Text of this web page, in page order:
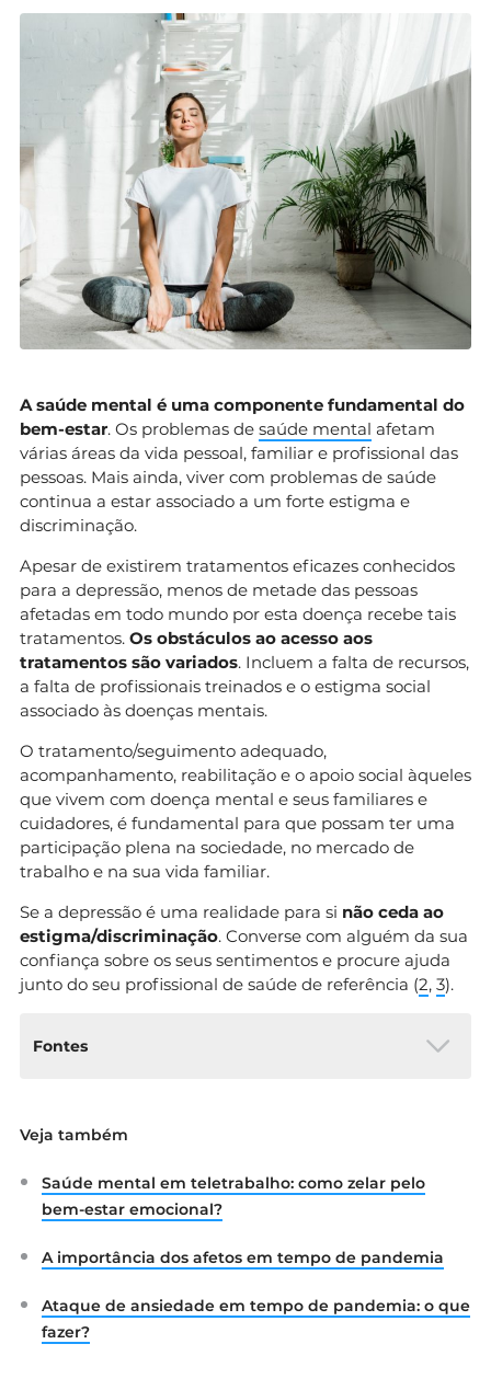
A saúde mental é uma componente fundamental do
bem-estar. Os problemas de saúde mental afetam
várias áreas da vida pessoal, familiar e profissional das
pessoas. Mais ainda, viver com problemas de saúde
continua a estar associado a um forte estigma e
discriminação.
Apesar de existirem tratamentos eficazes conhecidos
para a depressão, menos de metade das pessoas
afetadas em todo mundo por esta doença recebe tais
tratamentos. Os obstáculos ao acesso aos
tratamentos são variados. Incluem a falta de recursos,
a falta de profissionais treinados e o estigma social
associado às doenças mentais.
O tratamento/seguimento adequado,
acompanhamento, reabilitação e o apoio social àqueles
que vivem com doença mental e seus familiares e
cuidadores, é fundamental para que possam ter uma
participação plena na sociedade, no mercado de
trabalho e na sua vida familiar.
Se a depressão é uma realidade para si não ceda ao
estigma/discriminação. Converse com alguém da sua
confiança sobre os seus sentimentos e procure ajuda
junto do seu profissional de saúde de referência (2, 3).
Fontes
(2017).DEPRESSÃO E OUTRAS
Disponível em:
https://www.dgs.pt/ficheiros-de-upload-
perturbacoes-mentais-comuns-pdf.aspx
Depressão. Disponível em:
Veja também
Saúde mental em teletrabalho: como zelar pelo
bem-estar emocional?
A importância dos afetos em tempo de pandemia
Ataque de ansiedade em tempo de pandemia: o que
fazer?